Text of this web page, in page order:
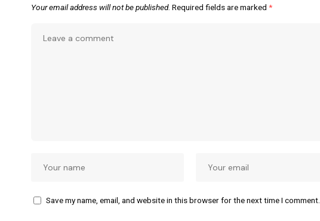
Your email address will not be published. Required fields are marked *
Save my name, email, and website in this browser for the next time I comment.